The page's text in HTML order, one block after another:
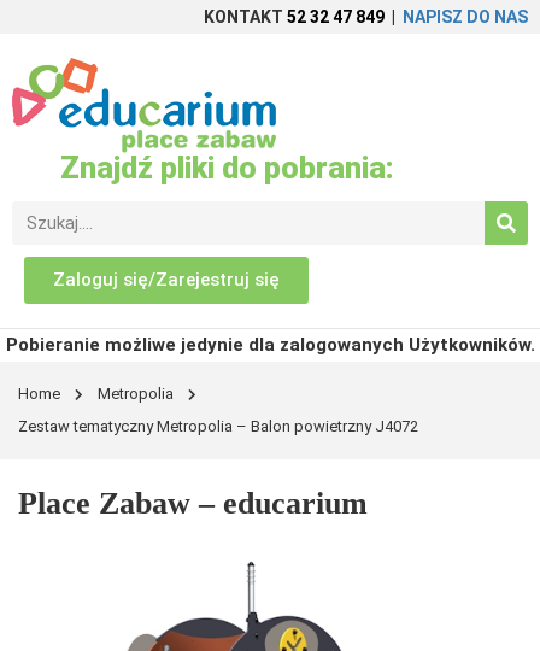
KONTAKT 52 32 47 849 NAPISZ DO NAS
Znajdź pliki do pobrania:
Zaloguj się/Zarejestruj się
Pobieranie możliwe jedynie dla zalogowanych Użytkowników.
Home
Metropolia
Zestaw tematyczny Metropolia – Balon powietrzny J4072
Place Zabaw – educarium